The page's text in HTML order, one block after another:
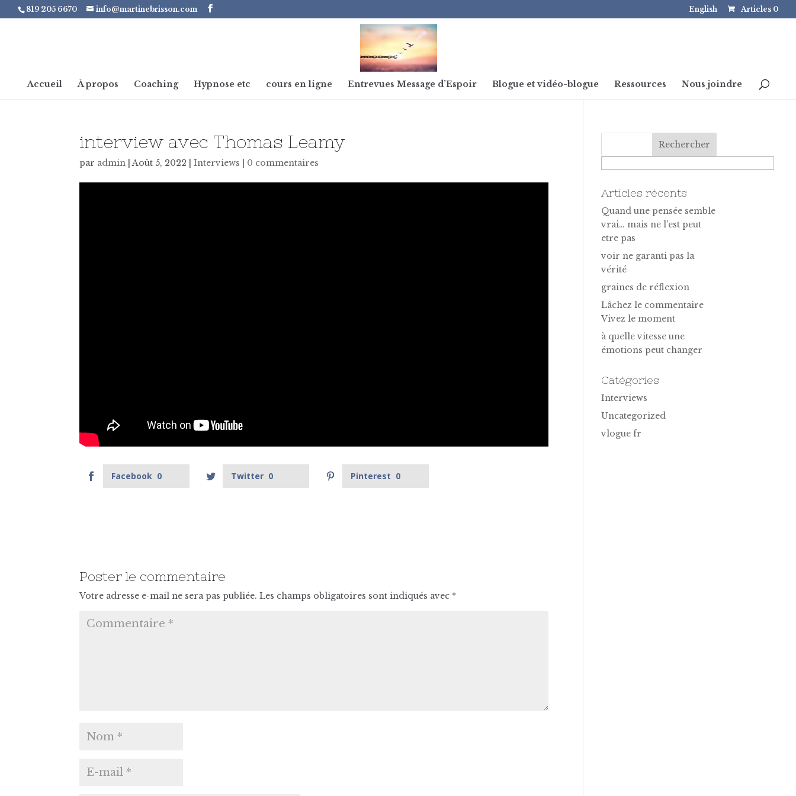
819 205 6670 info@martinebrisson.com English Articles 0
Accueil À propos Coaching Hypnose etc cours en ligne Entrevues Message d’Espoir Blogue et vidéo-blogue Ressources Nous joindre
interview avec Thomas Leamy
par admin |Août 5, 2022 |Interviews 0 commentaires
Facebook 0 Twitter 0 Pinterest 0
Poster le commentaire
Votre adresse e-mail ne sera pas publiée. Les champs obligatoires sont indiqués avec *
Articles récents
Quand une pensée semble
vrai… mais ne l’est peut
etre pas
voir ne garanti pas la
vérité
graines de réflexion
Lâchez le commentaire
Vivez le moment
à quelle vitesse une
émotions peut changer
Catégories
Interviews
Uncategorized
vlogue fr